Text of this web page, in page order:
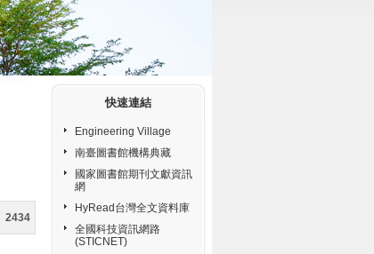
2434
快速連結
Engineering Village
南臺圖書館機構典藏
國家圖書館期刊文獻資訊
網
HyRead台灣全文資料庫
全國科技資訊網路
(STICNET)